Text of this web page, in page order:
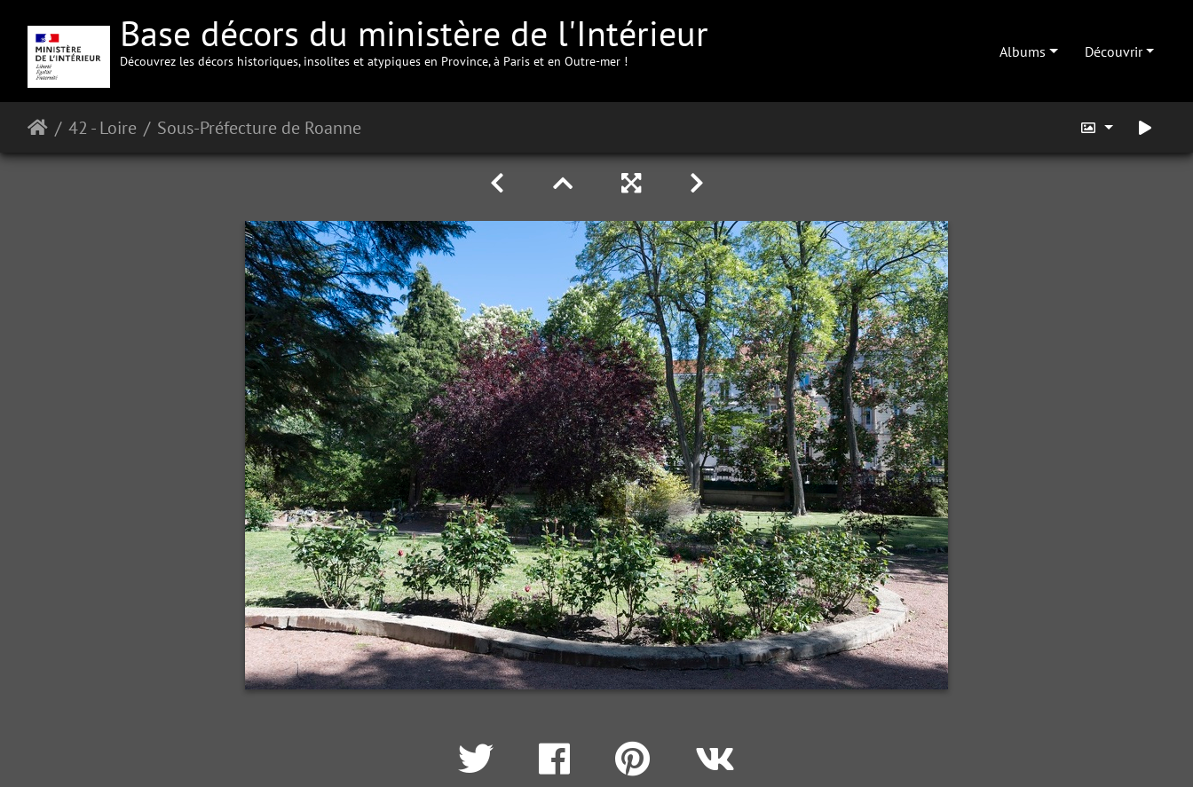
Base décors du ministère de l'Intérieur
Découvrez les décors historiques, insolites et atypiques en Province, à Paris et en Outre-mer !
Albums Découvrir
42 - Loire Sous-Préfecture de Roanne